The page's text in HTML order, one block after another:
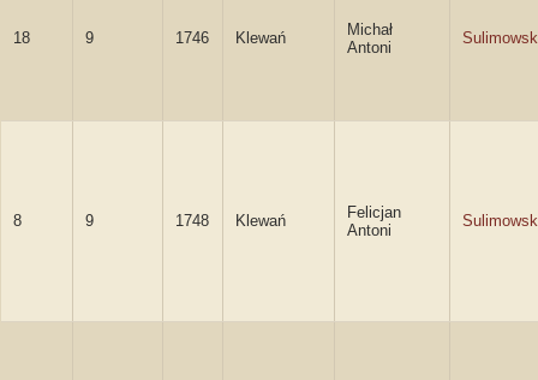
18 9 1746 Klewań
Michał
Antoni
8 9 1748 Klewań
Felicjan
Antoni